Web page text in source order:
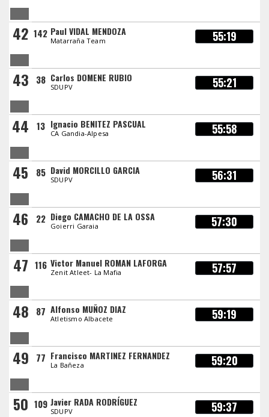
42 142 Paul VIDAL MENDOZA
Matarraña Team 55:19
43 38 Carlos DOMENE RUBIO
SDUPV 55:21
44 13 Ignacio BENITEZ PASCUAL
CA Gandia-Alpesa 55:58
45 85 David MORCILLO GARCIA
SDUPV 56:31
46 22 Diego CAMACHO DE LA OSSA
Goierri Garaia 57:30
47 116 Victor Manuel ROMAN LAFORGA
Zenit Atleet- La Mafia 57:57
48 87 Alfonso MUÑOZ DIAZ
Atletismo Albacete 59:19
49 77 Francisco MARTINEZ FERNANDEZ
La Bañeza 59:20
50 109 Javier RADA RODRÍGUEZ
SDUPV 59:37